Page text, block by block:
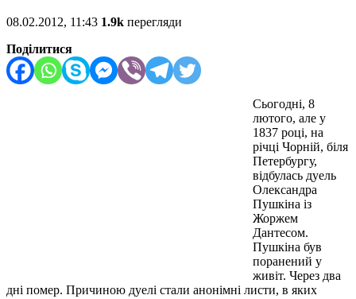
08.02.2012, 11:43 1.9k перегляди
Поділитися
Сьогодні, 8
лютого, але у
1837 році, на
річці Чорній, біля
Петербургу,
відбулась дуель
Олександра
Пушкіна із
Жоржем
Дантесом.
Пушкіна був
поранений у
живіт. Через два
дні помер. Причиною дуелі стали анонімні листи, в яких